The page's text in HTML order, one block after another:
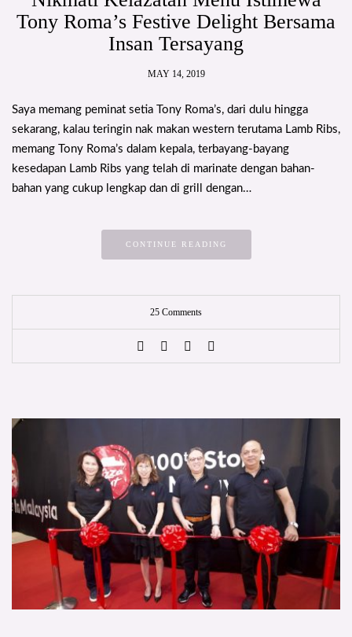
Tony Roma’s Festive Delight Bersama
Insan Tersayang
MAY 14, 2019
Saya memang peminat setia Tony Roma’s, dari dulu hingga
sekarang, kalau teringin nak makan western terutama Lamb Ribs,
memang Tony Roma’s dalam kepala, terbayang-bayang
kesedapan Lamb Ribs yang telah di marinate dengan bahan-
bahan yang cukup lengkap dan di grill dengan…
CONTINUE READING
25 Comments